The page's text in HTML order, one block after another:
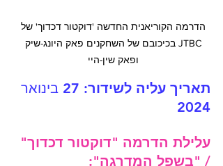
הדרמה הקוריאנית החדשה 'דוקטור דכדוך' של
JTBC בכיכובם של השחקנים פאק היונג-שיק
ופאק שין-היי
תאריך עליה לשידור:
27 בינואר
2024
עלילת הדרמה "דוקטור דכדוך"
/ "בשפל המדרגה":